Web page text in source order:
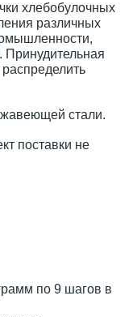
хлебобулочных
различных
Принудительная
стали.
поставки не
по 9 шагов в